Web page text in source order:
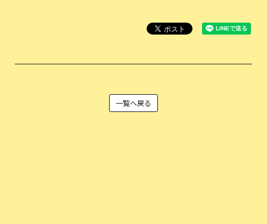
一覧へ戻る